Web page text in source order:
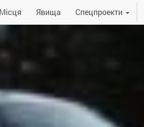
Явища Спецпроекти